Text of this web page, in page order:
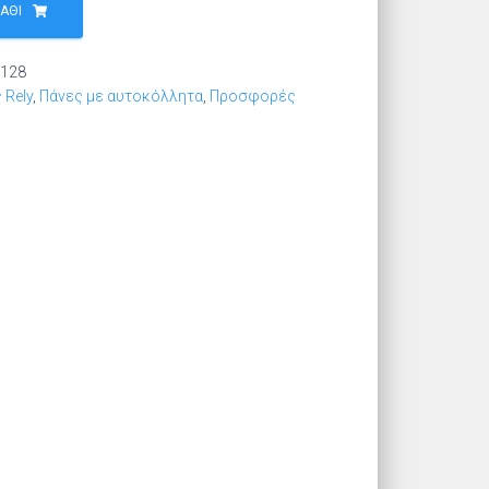
Rely, Πάνες με αυτοκόλλητα Προσφορές